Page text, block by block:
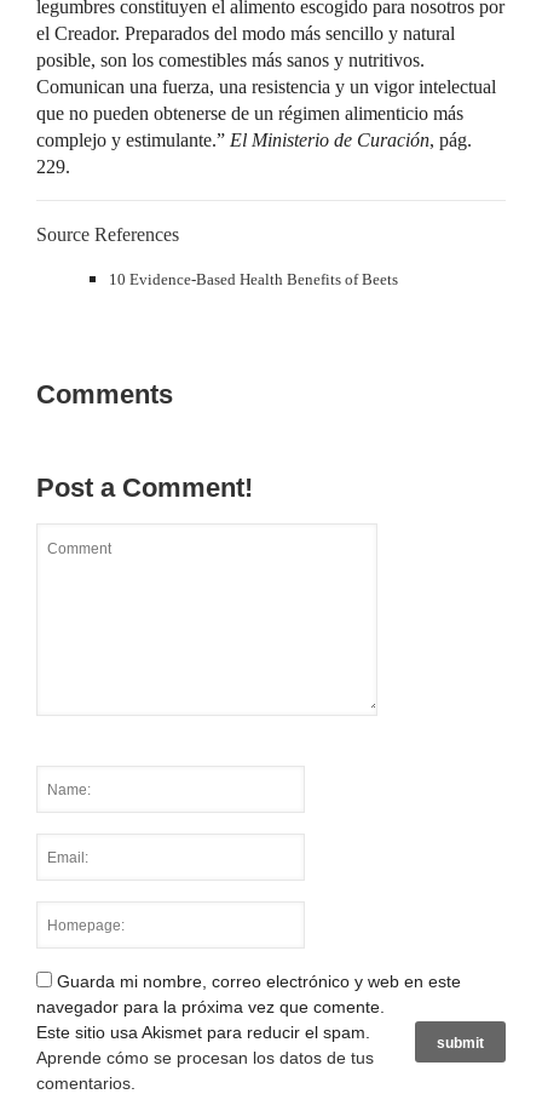
legumbres constituyen el alimento escogido para nosotros por
el Creador. Preparados del modo más sencillo y natural
posible, son los comestibles más sanos y nutritivos.
Comunican una fuerza, una resistencia y un vigor intelectual
que no pueden obtenerse de un régimen alimenticio más
complejo y estimulante.” El Ministerio de Curación, pág.
229.
Source References
10 Evidence-Based Health Benefits of Beets
Comments
Post a Comment!
Guarda mi nombre, correo electrónico y web en este
navegador para la próxima vez que comente.
Este sitio usa Akismet para reducir el spam.
Aprende cómo se procesan los datos de tus
comentarios